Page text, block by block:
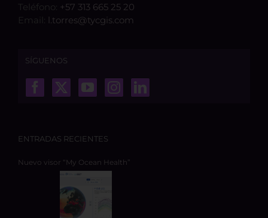
Teléfono: +57 313 665 25 20
Email:
l.torres@tycgis.com
SÍGUENOS
ENTRADAS RECIENTES
Nuevo visor “My Ocean Health”